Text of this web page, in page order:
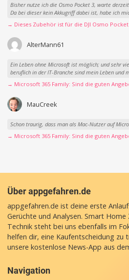
Bisher nutze ich die Osmo Pocket 3, warte
Da bei dieser kein Akkugriff dabei ist, habe ich
→ Dieses Zubehör ist für die DJI Osmo
AlterMann61
Ein Leben ohne Microsoft ist möglich; und sehr
beruflich in der IT-Branche sind mein Leben und
→ Microsoft 365 Family: Sind die guten
MauCreek
Schon traurig, dass man als Mac-Nutzer auf
→ Microsoft 365 Family: Sind die guten
Über appgefahren.de
appgefahren.de ist deine erste
Gerüchte und Analysen. Smart
Technik steht bei uns ebenfalls im
helfen dir, eine Kaufentscheidung zu
unsere kostenlose News-App aus
Navigation